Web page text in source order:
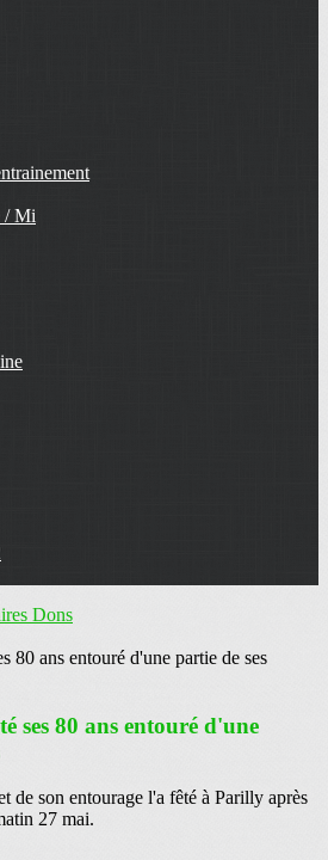
/ Mi
Dons
ses 80 ans entouré d'une
de son entourage l'a fêté à Parilly après
27 mai.